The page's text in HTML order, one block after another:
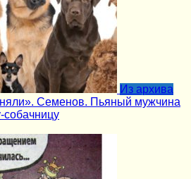
Из архива
Семенов. Пьяный мужчина
собачницу